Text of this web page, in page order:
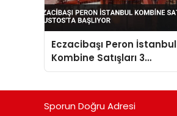
Eczacibaşı Peron İstanbul
Kombine Satışları 3
Ağustos’ta Başlıyor
Sporun Doğru Adresi